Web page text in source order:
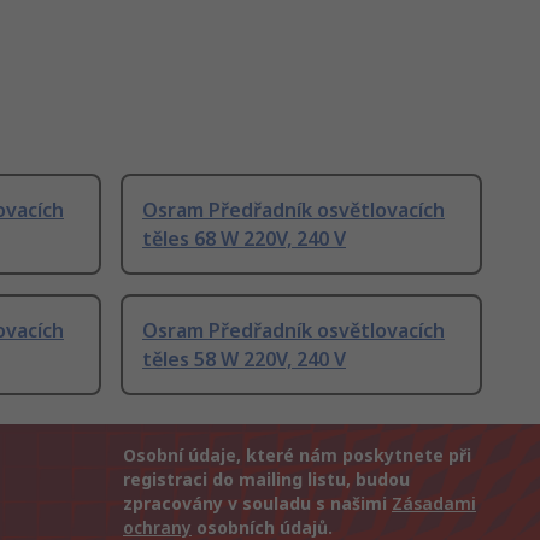
Osram Předřadník osvětlovacích
těles 68 W 220V, 240 V
Osram Předřadník osvětlovacích
těles 58 W 220V, 240 V
Osobní údaje, které nám poskytnete při
registraci do mailing listu, budou
zpracovány v souladu s našimi Zásadami
ochrany osobních údajů.